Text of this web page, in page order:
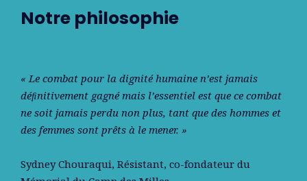
Notre philosophie
« Le combat pour la dignité humaine n’est jamais
déﬁnitivement gagné mais l’essentiel est que ce combat
ne soit jamais perdu non plus, tant que des hommes et
des femmes sont prêts à le mener. »
Sydney Chouraqui, Résistant, co-fondateur du